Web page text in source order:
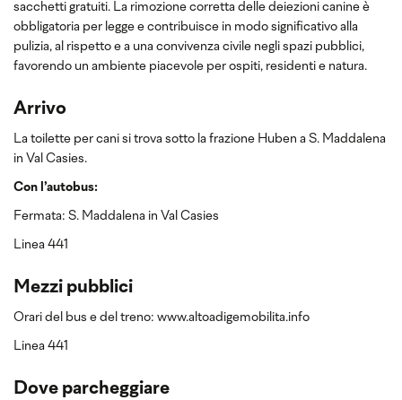
sacchetti gratuiti. La rimozione corretta delle deiezioni canine è
obbligatoria per legge e contribuisce in modo significativo alla
pulizia, al rispetto e a una convivenza civile negli spazi pubblici,
favorendo un ambiente piacevole per ospiti, residenti e natura.
Arrivo
La toilette per cani si trova sotto la frazione Huben a S. Maddalena
in Val Casies.
Con l’autobus:
Fermata: S. Maddalena in Val Casies
Linea 441
Mezzi pubblici
Orari del bus e del treno: www.altoadigemobilita.info
Linea 441
Dove parcheggiare